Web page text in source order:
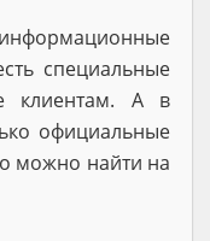
специальные
клиентам. А в
официальные
можно найти на